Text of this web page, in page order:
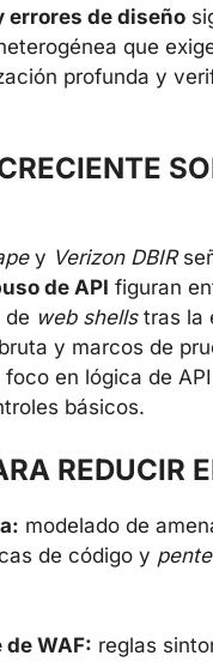
errores de diseño
que
profunda y
y Verizon DBIR
de API figuran
de web shellstras la
y marcos de
en lógica de
básicos.
REDUCIR
modelado de
de código y
WAF: reglas